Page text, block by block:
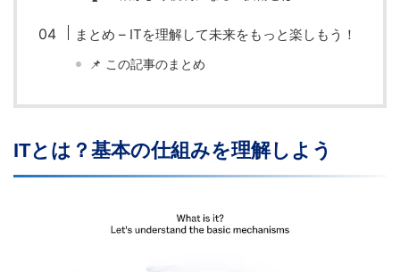
まとめ – ITを理解して未来をもっと楽しもう！
📌 この記事のまとめ
ITとは？基本の仕組みを理解しよう